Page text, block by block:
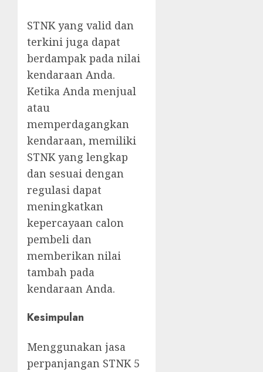
STNK yang valid dan
terkini juga dapat
berdampak pada nilai
kendaraan Anda.
Ketika Anda menjual
atau
memperdagangkan
kendaraan, memiliki
STNK yang lengkap
dan sesuai dengan
regulasi dapat
meningkatkan
kepercayaan calon
pembeli dan
memberikan nilai
tambah pada
kendaraan Anda.
Kesimpulan
Menggunakan jasa
perpanjangan STNK 5